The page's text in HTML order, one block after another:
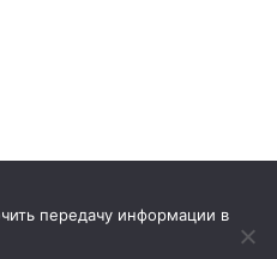
передачу информации в